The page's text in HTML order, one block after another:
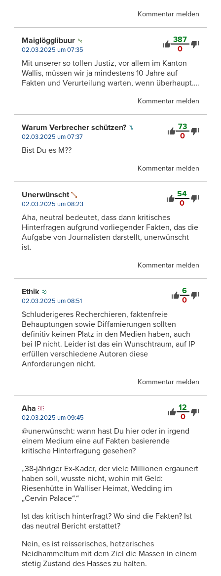
Kommentar melden
387
0
Maiglögglibuur
02.03.2025 um 07:35
Mit unserer so tollen Justiz, vor allem im Kanton
Wallis, müssen wir ja mindestens 10 Jahre auf
Fakten und Verurteilung warten, wenn überhaupt….
Kommentar melden
73
0
Warum Verbrecher schützen?
02.03.2025 um 07:37
Bist Du es M??
Kommentar melden
54
0
Unerwünscht
02.03.2025 um 08:23
Aha, neutral bedeutet, dass dann kritisches
Hinterfragen aufgrund vorliegender Fakten, das die
Aufgabe von Journalisten darstellt, unerwünscht
ist.
Kommentar melden
6
0
Ethik
02.03.2025 um 08:51
Schluderigeres Recherchieren, faktenfreie
Behauptungen sowie Diffamierungen sollten
definitiv keinen Platz in den Medien haben, auch
bei IP nicht. Leider ist das ein Wunschtraum, auf IP
erfüllen verschiedene Autoren diese
Anforderungen nicht.
Kommentar melden
12
0
Aha
02.03.2025 um 09:45
@unerwünscht: wann hast Du hier oder in irgend
einem Medium eine auf Fakten basierende
kritische Hinterfragung gesehen?
„38-jähriger Ex-Kader, der viele Millionen ergaunert
haben soll, wusste nicht, wohin mit Geld:
Riesenhütte in Walliser Heimat, Wedding im
„Cervin Palace“.“
Ist das kritisch hinterfragt? Wo sind die Fakten? Ist
das neutral Bericht erstattet?
Nein, es ist reisserisches, hetzerisches
Neidhammeltum mit dem Ziel die Massen in einem
stetig Zustand des Hasses zu halten.